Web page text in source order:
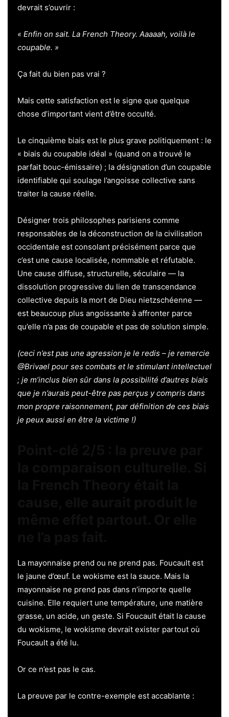
devrait s’ouvrir :
« Enfin on sait. La French Theory. Aaaaah, voilà le
coupable. »
Ça fait du bien pas vrai ?
Mais cette satisfaction est le signe que quelque
chose d’important vient d’être occulté.
Le cinquième biais est le plus grave politiquement : le
« biais du coupable idéal » (quand on a trouvé le
parfait bouc-émissaire) ; la désignation d’un coupable
identifiable qui soulage l’angoisse collective sans
traiter la cause réelle.
Désigner trois philosophes parisiens comme
responsables de la déconstruction de la civilisation
occidentale est consolant précisément parce que
c’est une cause localisée, nommable et réfutable.
Une cause diffuse, structurelle, séculaire — la
dissolution progressive du lien de transcendance
collective depuis la mort de Dieu nietzschéenne —
est beaucoup plus angoissante à affronter parce
qu’elle n’a pas de coupable et pas de solution simple.
(ceci n’est pas une agression je le redis – je remercie
@Brivael pour ses combats et le stimulant intellectuel
; je m’inclus bien sûr dans la possibilité d’autres biais
que je n’aurais peut-être pas perçus y compris dans
mon propre raisonnement, par définition de ces biais
je peux aussi en être la victime !)
La mayonnaise prend ou ne prend pas. Foucault est
le jaune d’œuf. Le wokisme est la sauce. Mais la
mayonnaise ne prend pas dans n’importe quelle
cuisine. Elle requiert une température, une matière
grasse, un acide, un geste. Si Foucault était la cause
du wokisme, le wokisme devrait exister partout où
Foucault a été lu.
Or ce n’est pas le cas.
La preuve par le contre-exemple est accablante :